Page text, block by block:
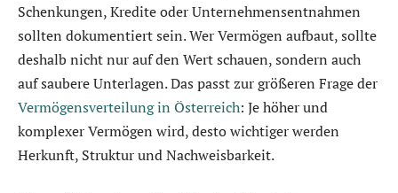
Schenkungen, Kredite oder Unternehmensentnahmen
sollten dokumentiert sein. Wer Vermögen aufbaut, sollte
deshalb nicht nur auf den Wert schauen, sondern auch
auf saubere Unterlagen. Das passt zur größeren Frage der
Vermögensverteilung in Österreich: Je höher und
komplexer Vermögen wird, desto wichtiger werden
Herkunft, Struktur und Nachweisbarkeit.